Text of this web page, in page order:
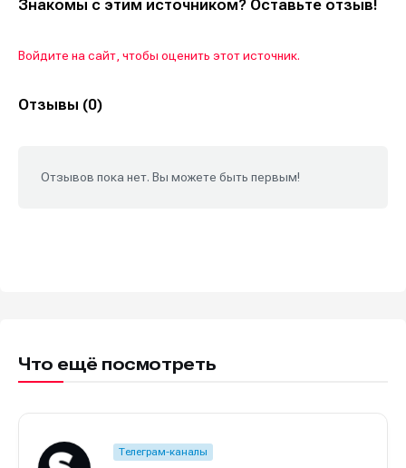
Знакомы с этим источником? Оставьте отзыв!
Войдите на сайт, чтобы оценить этот источник.
Отзывы (0)
Отзывов пока нет. Вы можете быть первым!
Что ещё посмотреть
Телеграм-каналы